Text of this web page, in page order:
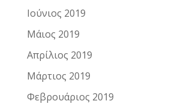
Ιούνιος 2019
Μάιος 2019
Απρίλιος 2019
Μάρτιος 2019
Φεβρουάριος 2019